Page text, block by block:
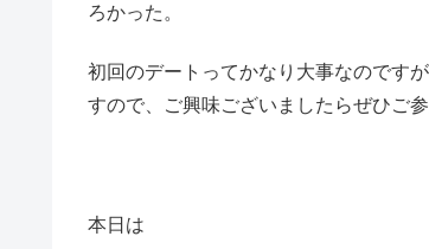
ろかった。
初回のデートってかなり大事なのです
すので、ご興味ございましたらぜひご参
本日は